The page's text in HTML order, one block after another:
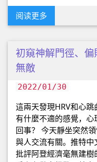
阅读更多
初窺神解門徑、
無敵
2022/01/30
這兩天發現HRV和心
有什麼不適的感覺，
回事？ 今天靜坐突然
與人交流有關。推特
批評阿登經濟毫無建